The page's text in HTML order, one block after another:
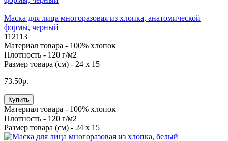
Маска для лица многоразовая из хлопка, анатомической
формы, черный
112113
Материал товара - 100% хлопок
Плотность - 120 г/м2
Размер товара (см) - 24 х 15
73.50р.
Купить
Материал товара - 100% хлопок
Плотность - 120 г/м2
Размер товара (см) - 24 х 15